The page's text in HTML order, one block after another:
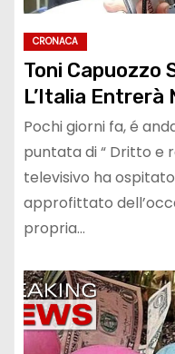
CRONACA
Toni Capuozzo
L’Italia Entrerà
Pochi giorni fa, é
puntata di “ Dritto e
televisivo ha
approfittato
propria…